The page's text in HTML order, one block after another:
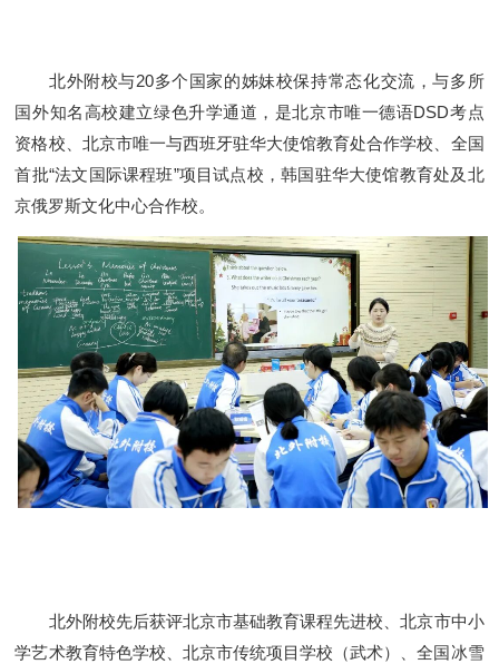
北外附校与20多个国家的姊妹校保持常态化交流，与多所
国外知名高校建立绿色升学通道，是北京市唯一德语DSD考点
资格校、北京市唯一与西班牙驻华大使馆教育处合作学校、全国
首批“法文国际课程班”项目试点校，韩国驻华大使馆教育处及北
京俄罗斯文化中心合作校。
北外附校先后获评北京市基础教育课程先进校、北京市中小
学艺术教育特色学校、北京市传统项目学校（武术）、全国冰雪